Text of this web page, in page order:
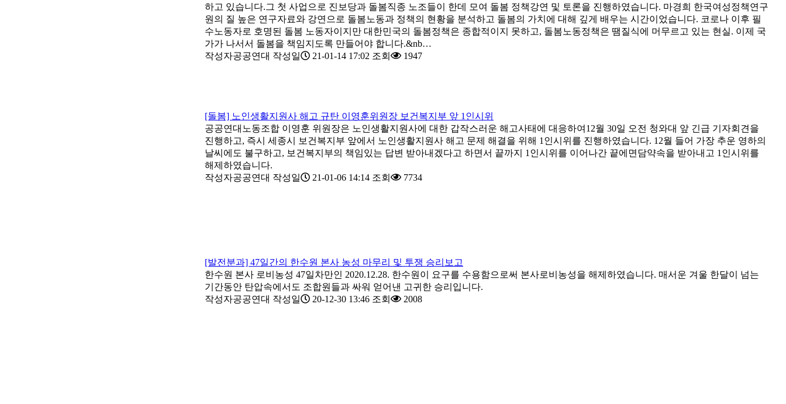
하고 있습니다.그 첫 사업으로 진보당과 돌봄직종 노조들이 한데 모여 돌봄 정책강연 및 토론을 진행하였습니다. 마경희 한국여성정책연구
원의 질 높은 연구자료와 강연으로 돌봄노동과 정책의 현황을 분석하고 돌봄의 가치에 대해 깊게 배우는 시간이었습니다. 코로나 이후 필
수노동자로 호명된 돌봄 노동자이지만 대한민국의 돌봄정책은 종합적이지 못하고, 돌봄노동정책은 땜질식에 머무르고 있는 현실. 이제 국
가가 나서서 돌봄을 책임지도록 만들어야 합니다.&nb…
작성자공공연대 작성일 21-01-14 17:02 조회 1947
[돌봄] 노인생활지원사 해고 규탄 이영훈위원장 보건복지부 앞 1인시위
공공연대노동조합 이영훈 위원장은 노인생활지원사에 대한 갑작스러운 해고사태에 대응하여12월 30일 오전 청와대 앞 긴급 기자회견을
진행하고, 즉시 세종시 보건복지부 앞에서 노인생활지원사 해고 문제 해결을 위해 1인시위를 진행하였습니다. 12월 들어 가장 추운 영하의
날씨에도 불구하고, 보건복지부의 책임있는 답변 받아내겠다고 하면서 끝까지 1인시위를 이어나간 끝에면담약속을 받아내고 1인시위를
해제하였습니다.
작성자공공연대 작성일 21-01-06 14:14 조회 7734
[발전분과] 47일간의 한수원 본사 농성 마무리 및 투쟁 승리보고
한수원 본사 로비농성 47일차만인 2020.12.28. 한수원이 요구를 수용함으로써 본사로비농성을 해제하였습니다. 매서운 겨울 한달이 넘는
기간동안 탄압속에서도 조합원들과 싸워 얻어낸 고귀한 승리입니다.
작성자공공연대 작성일 20-12-30 13:46 조회 2008